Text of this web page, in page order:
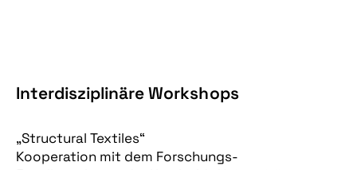
Interdisziplinäre Workshops
„Structural Textiles“
Kooperation mit dem Forschungs-